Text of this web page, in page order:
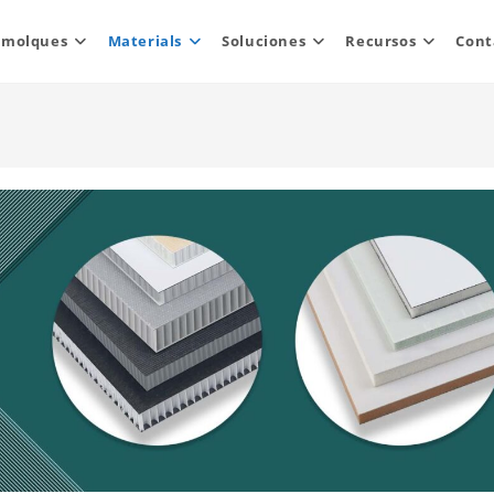
Materials Soluciones Recursos